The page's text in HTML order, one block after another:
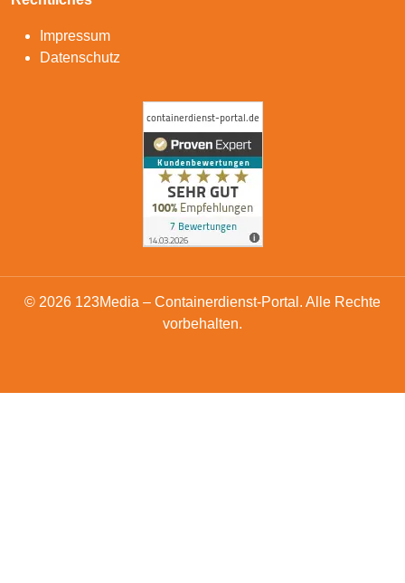
Impressum
Datenschutz
© 2026 123Media – Containerdienst-Portal. Alle Rechte
vorbehalten.